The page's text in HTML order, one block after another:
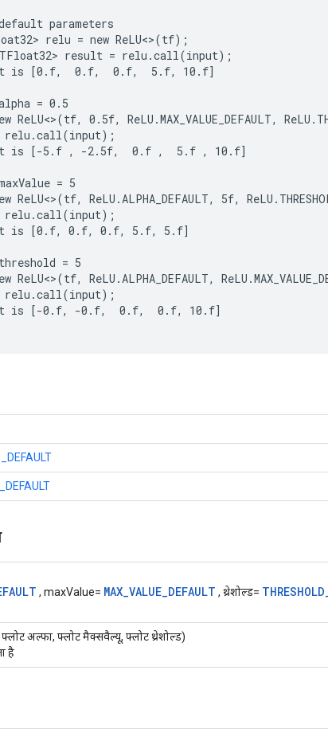
parameters
relu = new ReLU<>(tf);
result = relu.call(input);
is [0.f,  0.f,  0.f,  5.f, 10.f]
= 0.5
ReLU<>(tf, 0.5f, ReLU.MAX_VALUE_DEFAULT,
relu.call(input);
is [-5.f , -2.5f,  0.f ,  5.f , 10.f]
= 5
ReLU<>(tf, ReLU.ALPHA_DEFAULT, 5f,
relu.call(input);
is [0.f, 0.f, 0.f, 5.f, 5.f]
= 5
ReLU<>(tf, ReLU.ALPHA_DEFAULT,
relu.call(input);
is [-0.f, -0.f,  0.f,  0.f, 10.f]
, maxValue= MAX_VALUE_DEFAULT , थ्रेशोल्ड=
अल्फा, फ्लोट मैक्सवैल्यू, फ्लोट थ्रेशोल्ड)
है